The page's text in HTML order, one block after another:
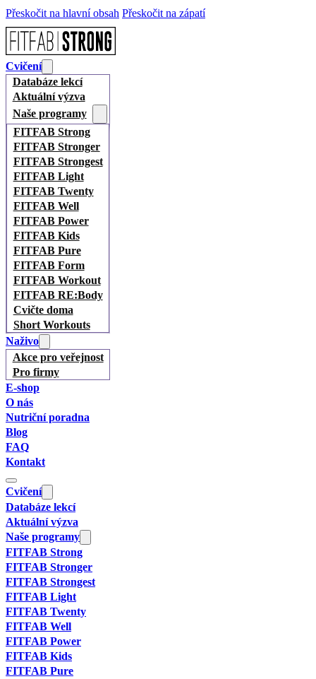
Přeskočit na hlavní obsah Přeskočit na zápatí
Cvičení
Databáze lekcí
Aktuální výzva
Naše programy
FITFAB Strong
FITFAB Stronger
FITFAB Strongest
FITFAB Light
FITFAB Twenty
FITFAB Well
FITFAB Power
FITFAB Kids
FITFAB Pure
FITFAB Form
FITFAB Workout
FITFAB RE:Body
Cvičte doma
Short Workouts
Naživo
Akce pro veřejnost
Pro firmy
E-shop
O nás
Nutriční poradna
Blog
FAQ
Kontakt
Cvičení
Databáze lekcí
Aktuální výzva
Naše programy
FITFAB Strong
FITFAB Stronger
FITFAB Strongest
FITFAB Light
FITFAB Twenty
FITFAB Well
FITFAB Power
FITFAB Kids
FITFAB Pure